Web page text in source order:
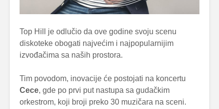
Top Hill je odlučio da ove godine svoju scenu
diskoteke obogati najvećim i najpopularnijim
izvođačima sa naših prostora.
Tim povodom, inovacije će postojati na koncertu
Cece, gde po prvi put nastupa sa gudačkim
orkestrom, koji broji preko 30 muzičara na sceni.